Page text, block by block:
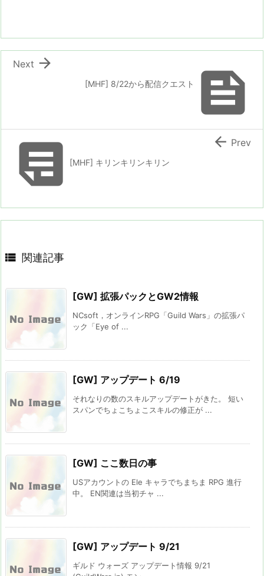

[MHF] 8/22から配信クエスト

Next
[MHF] キリンキリンキリン
 Prev
 関連記事
[GW] 拡張パックとGW2情報
NCsoft，オンラインRPG「Guild Wars」の拡張パ
ック「Eye of ...
[GW] アップデート 6/19
それなりの数のスキルアップデートがきた。 短い
スパンでちょこちょこスキルの修正が ...
[GW] ここ数日の事
USアカウントの Ele キャラでちまちま RPG 進行
中。 EN関連は当初チャ ...
[GW] アップデート 9/21
ギルド ウォーズ アップデート情報 9/21